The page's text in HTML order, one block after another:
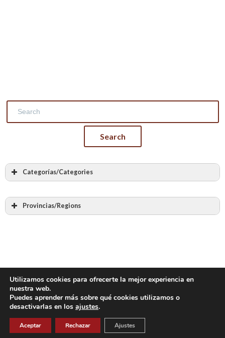
Categorías/Categories
Albañilería
Cantería
Otras bóvedas y arcos de ladrillo
Piedra en seco
Muros de mampostería
Muros de tapial y adobe
Provincias/Regions
Almería
Asturias
Ávila
Badajoz
Baleares – Illes Balears
Copyright 2023
Utilizamos cookies para ofrecerte la mejor experiencia en
nuestra web.
Puedes aprender más sobre qué cookies utilizamos o
desactivarlas en los ajustes.
Aceptar Rechazar Ajustes